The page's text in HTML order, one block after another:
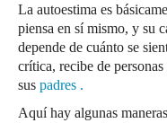
La autoestima es
piensa en sí mismo, y su
depende de cuánto se
crítica, recibe de
sus padres .
Aquí hay algunas